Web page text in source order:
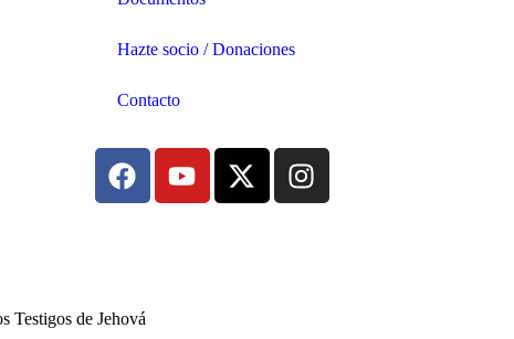
Hazte socio / Donaciones
Contacto
Testigos de Jehová